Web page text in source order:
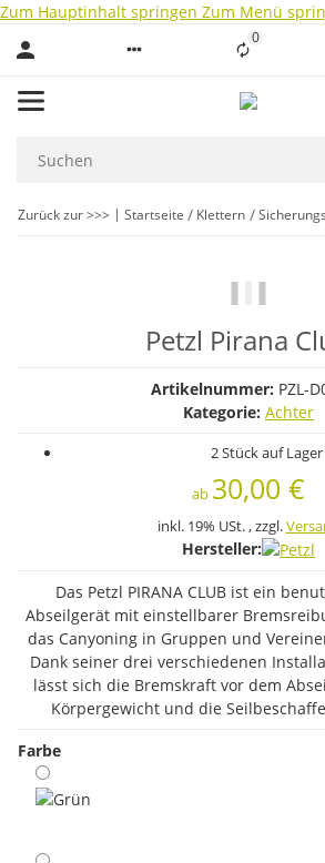
Zum Hauptinhalt springen Zum Menü
0Liste ist leer
Zurück zur >>> Startseite Klettern
Petzl Pirana
Artikelnummer: PZL-
Kategorie: Achter
2 Stück auf Lager
ab 30,00 €
inkl. 19% USt. , zzgl.
Hersteller:
Das Petzl PIRANA CLUB ist ein
Abseilgerät mit einstellbarer
das Canyoning in Gruppen und
Dank seiner drei verschiedenen
lässt sich die Bremskraft vor dem
Körpergewicht und die
Farbe
Grün